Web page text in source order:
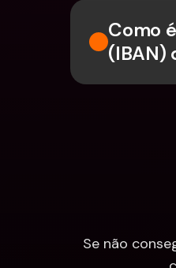
Como
(IBAN)
Se não